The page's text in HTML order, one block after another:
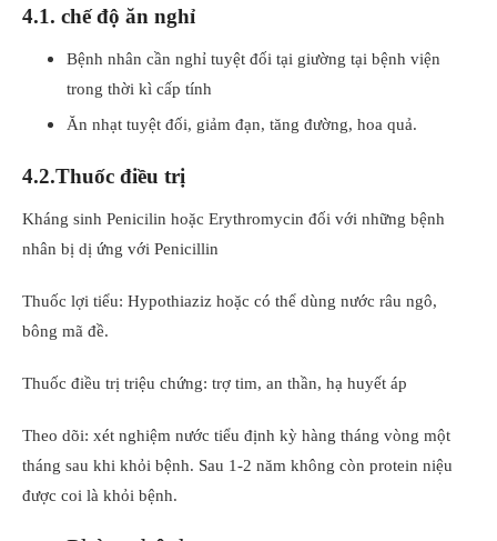
4.1. chế độ ăn nghỉ
Bệnh nhân cần nghỉ tuyệt đối tại giường tại bệnh viện
trong thời kì cấp tính
Ăn nhạt tuyệt đối, giảm đạn, tăng đường, hoa quả.
4.2.Thuốc điều trị
Kháng sinh Penicilin hoặc Erythromycin đối với những bệnh
nhân bị dị ứng với Penicillin
Thuốc lợi tiểu: Hypothiaziz hoặc có thể dùng nước râu ngô,
bông mã đề.
Thuốc điều trị triệu chứng: trợ tim, an thần, hạ huyết áp
Theo dõi: xét nghiệm nước tiểu định kỳ hàng tháng vòng một
tháng sau khi khỏi bệnh. Sau 1-2 năm không còn protein niệu
được coi là khỏi bệnh.